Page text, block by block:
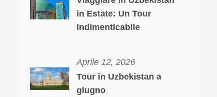
in Estate: Un Tour
Indimenticabile
Aprile 12, 2026
Tour in Uzbekistan a
giugno